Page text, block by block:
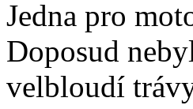
Jedna pro
Doposud
velbloudí